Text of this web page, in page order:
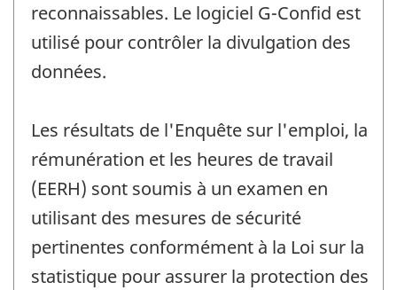
reconnaissables. Le logiciel G-Confid est
utilisé pour contrôler la divulgation des
données.
Les résultats de l'Enquête sur l'emploi, la
rémunération et les heures de travail
(EERH) sont soumis à un examen en
utilisant des mesures de sécurité
pertinentes conformément à la Loi sur la
statistique pour assurer la protection des